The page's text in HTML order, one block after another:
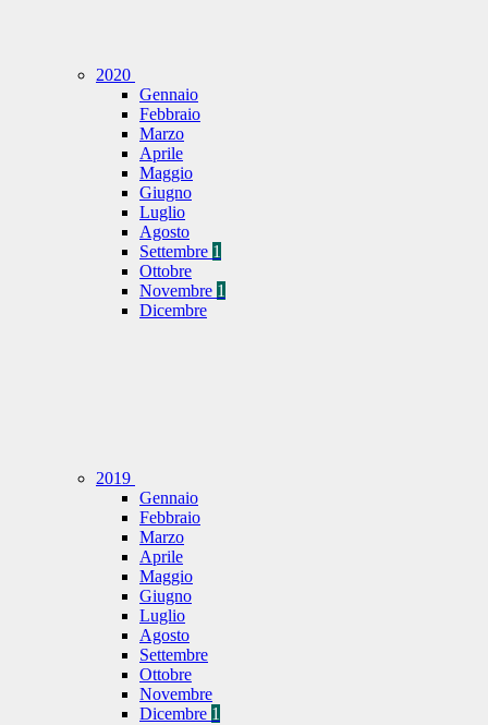
2020
Gennaio
Febbraio
Marzo
Aprile
Maggio
Giugno
Luglio
Agosto
Settembre 1
Ottobre
Novembre 1
Dicembre
2019
Gennaio
Febbraio
Marzo
Aprile
Maggio
Giugno
Luglio
Agosto
Settembre
Ottobre
Novembre
Dicembre 1